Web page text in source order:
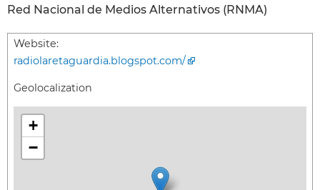
Red Nacional de Medios Alternativos (RNMA)
Website:
radiolaretaguardia.blogspot.com/
Geolocalization
+
−